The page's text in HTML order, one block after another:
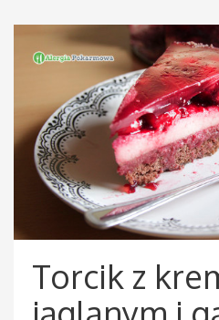
Torcik z